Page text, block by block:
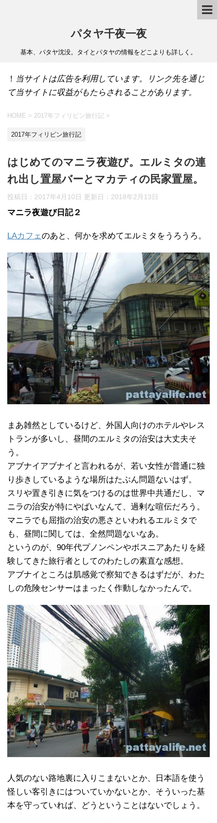
パタヤ千夜一夜
基本、パタヤ沈没。タイとパタヤの情報をどこよりも詳しく。
！ 当サイトは広告を利用しています。リンク先を通じ
て当サイトに収益がもたらされることがあります。
HOME > 2017年フィリピン旅行記 >
2017年フィリピン旅行記
はじめてのマニラ夜遊び。エルミタの連
れ出し置屋バーとマカティの民家置屋。
投稿日：2017年4月10日 更新日： 2018年2月13日
マニラ夜遊び日記２
LAカフェのあと、何かを求めてエルミタをうろうろ。
まあ雑然としているけど、外国人向けのホテルやレス
トランが多いし、昼間のエルミタの治安は大丈夫そ
う。
アブナイアブナイと言われるが、若い女性が普通に独
り歩きしているような場所はたぶん問題ないはず。
スリや置き引きに気をつけるのは世界中共通だし、マ
ニラの治安が特にやばいなんて、過剰な喧伝だろう。
マニラでも屈指の治安の悪さといわれるエルミタで
も、昼間に関しては、全然問題ないなあ。
というのが、90年代プノンペンやボスニアあたりを経
験してきた旅行者としてのわたしの素直な感想。
アブナイところは肌感覚で察知できるはずだが、わた
しの危険センサーはまったく作動しなかったんで。
人気のない路地裏に入りこまないとか、日本語を使う
怪しい客引きにはついていかないとか、そういった基
本を守っていれば、どうということはないでしょう。